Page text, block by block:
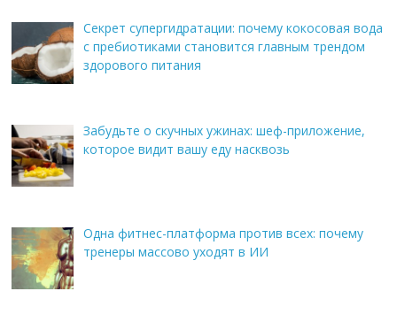
Секрет супергидратации: почему кокосовая вода
с пребиотиками становится главным трендом
здорового питания
Забудьте о скучных ужинах: шеф-приложение,
которое видит вашу еду насквозь
Одна фитнес-платформа против всех: почему
тренеры массово уходят в ИИ